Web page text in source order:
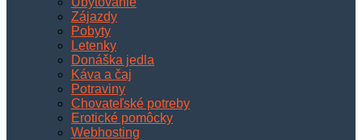
Zájazdy
Pobyty
Letenky
Donáška jedla
Káva a čaj
Potraviny
Chovateľské potreby
Erotické pomôcky
Webhosting